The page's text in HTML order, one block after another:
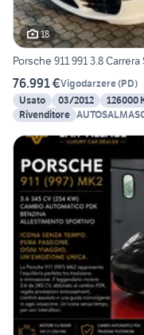
18
Porsche 911 991 3.8
76.991 €Vigodarzere(PD)
Usato
03/2012 126000
Rivenditore